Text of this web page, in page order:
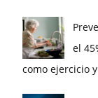
el
como ejercicio